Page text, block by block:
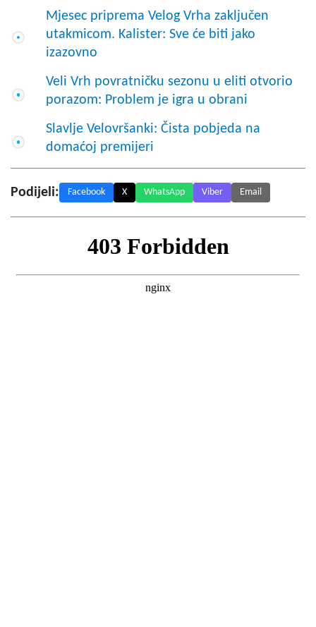
Mjesec priprema Velog Vrha zaključen
utakmicom. Kalister: Sve će biti jako
izazovno
Veli Vrh povratničku sezonu u eliti otvorio
porazom: Problem je igra u obrani
Slavlje Velovršanki: Čista pobjeda na
domaćoj premijeri
Podijeli: Facebook X WhatsApp Viber Email